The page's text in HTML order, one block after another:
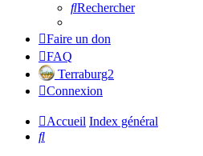
Rechercher
Faire un don
FAQ
Terraburg2
Connexion
Accueil Index général
Rechercher